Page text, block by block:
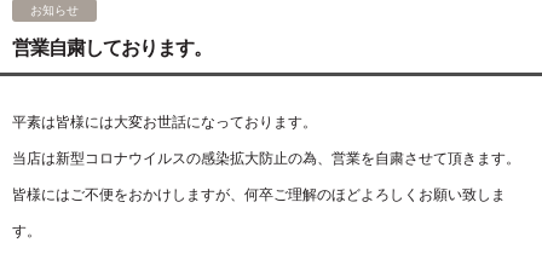
お知らせ
営業自粛しております。
平素は皆様には大変お世話になっております。
当店は新型コロナウイルスの感染拡大防止の為、営業を自粛させて頂きます。
皆様にはご不便をおかけしますが、何卒ご理解のほどよろしくお願い致しま
す。